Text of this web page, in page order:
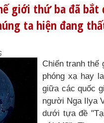
giới thứ ba đã bắt
ta hiện đang
Chiến tranh thế
phóng xạ hay
giữa các quốc
người Nga Ilya
dưới tựa đề